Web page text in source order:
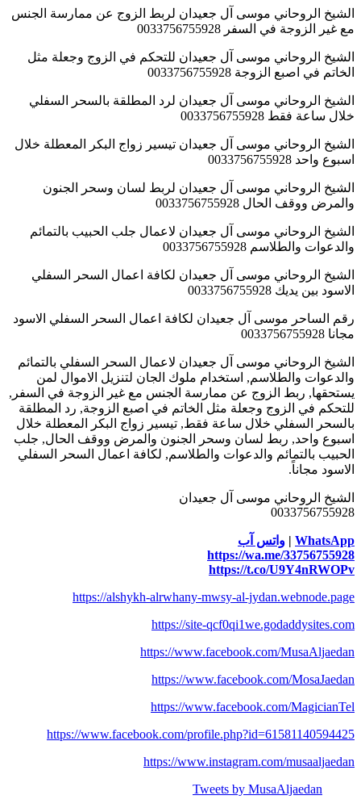
الشيخ الروحاني موسى آل جعيدان لربط الزوج عن ممارسة الجنس
مع غير الزوجة في السفر 0033756755928
الشيخ الروحاني موسى آل جعيدان للتحكم في الزوج وجعلة مثل
الخاتم في اصبع الزوجة 0033756755928
الشيخ الروحاني موسى آل جعيدان لرد المطلقة بالسحر السفلي
خلال ساعة فقط 0033756755928
الشيخ الروحاني موسى آل جعيدان تيسير زواج البكر المعطلة خلال
اسبوع واحد 0033756755928
الشيخ الروحاني موسى آل جعيدان لربط لسان وسحر الجنون
والمرض ووقف الحال 0033756755928
الشيخ الروحاني موسى آل جعيدان لاعمال جلب الحبيب بالتمائم
والدعوات والطلاسم 0033756755928
الشيخ الروحاني موسى آل جعيدان لكافة اعمال السحر السفلي
الاسود بين يديك 0033756755928
رقم الساحر موسى آل جعيدان لكافة اعمال السحر السفلي الاسود
مجانا 0033756755928
الشيخ الروحاني موسى آل جعيدان لاعمال السحر السفلي بالتمائم
والدعوات والطلاسم, استخدام ملوك الجان لتنزيل الاموال لمن
يستحقها, ربط الزوج عن ممارسة الجنس مع غير الزوجة في السفر,
للتحكم في الزوج وجعلة مثل الخاتم في اصبع الزوجة, رد المطلقة
بالسحر السفلي خلال ساعة فقط, تيسير زواج البكر المعطلة خلال
اسبوع واحد, ربط لسان وسحر الجنون والمرض ووقف الحال, جلب
الحبيب بالتمائم والدعوات والطلاسم, لكافة اعمال السحر السفلي
الاسود مجاناً.
الشيخ الروحاني موسى آل جعيدان
0033756755928
WhatsApp
| واتس آب
https://wa.me/33756755928
https://t.co/U9Y4nRWOPv
https://alshykh-alrwhany-mwsy-al-jydan.webnode.page
https://site-qcf0qi1we.godaddysites.com
https://www.facebook.com/MusaAljaedan
https://www.facebook.com/MosaJaedan
https://www.facebook.com/MagicianTel
https://www.facebook.com/profile.php?id=61581140594425
https://www.instagram.com/musaaljaedan
Tweets by MusaAljaedan